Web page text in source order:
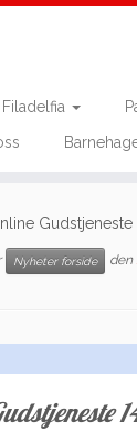
Filadelfia
Gudstjeneste
Nyheter forside den